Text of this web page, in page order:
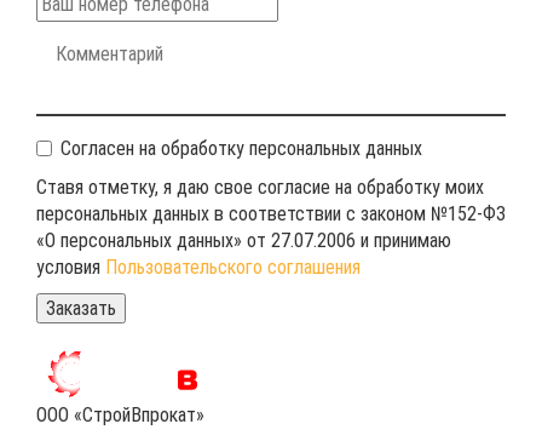
Согласен на обработку персональных данных
Ставя отметку, я даю свое согласие на обработку моих
персональных данных в соответствии с законом №152-ФЗ
«О персональных данных» от 27.07.2006 и принимаю
условия Пользовательского соглашения
ООО «СтройВпрокат»